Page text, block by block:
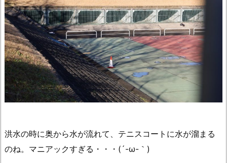
洪水の時に奥から水が流れて、テニスコートに水が溜まる
のね。マニアックすぎる・・・(´-ω-｀)